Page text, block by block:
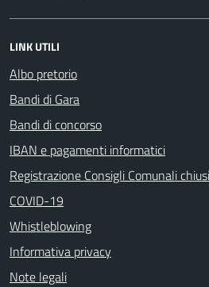
LINK UTILI
Albo pretorio
Bandi di Gara
Bandi di concorso
IBAN e pagamenti informatici
Registrazione Consigli Comunali
COVID-19
Whistleblowing
Informativa privacy
Note legali